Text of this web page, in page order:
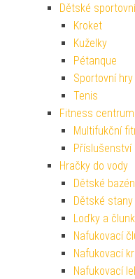
Dětské
Kroket
Kuželky
Pétanque
Sportovní
Tenis
Fitness centrum
Multifukční
Hračky do vody
Dětské
Dětské stany
Loďky a
Nafukovací
Nafukovací
Nafukovací